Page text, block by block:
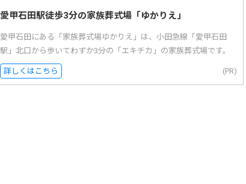
愛甲石田駅徒歩3分の家族葬式場「ゆかりえ」
愛甲石田にある「家族葬式場ゆかりえ」は、小田急線「愛甲石田
駅」北口から歩いてわずか3分の「エキチカ」の家族葬式場です。
詳しくはこちら (PR)